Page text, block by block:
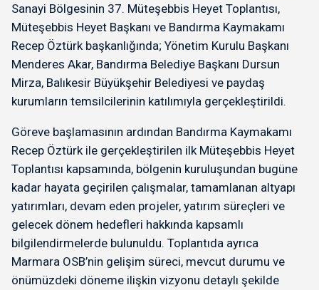
Sanayi Bölgesinin 37. Müteşebbis Heyet Toplantısı,
Müteşebbis Heyet Başkanı ve Bandırma Kaymakamı
Recep Öztürk başkanlığında; Yönetim Kurulu Başkanı
Menderes Akar, Bandırma Belediye Başkanı Dursun
Mirza, Balıkesir Büyükşehir Belediyesi ve paydaş
kurumların temsilcilerinin katılımıyla gerçekleştirildi.
Göreve başlamasının ardından Bandırma Kaymakamı
Recep Öztürk ile gerçekleştirilen ilk Müteşebbis Heyet
Toplantısı kapsamında, bölgenin kuruluşundan bugüne
kadar hayata geçirilen çalışmalar, tamamlanan altyapı
yatırımları, devam eden projeler, yatırım süreçleri ve
gelecek dönem hedefleri hakkında kapsamlı
bilgilendirmelerde bulunuldu. Toplantıda ayrıca
Marmara OSB’nin gelişim süreci, mevcut durumu ve
önümüzdeki döneme ilişkin vizyonu detaylı şekilde